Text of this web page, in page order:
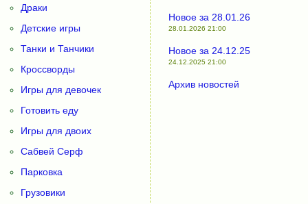
Драки
Детские игры
Танки и Танчики
Кроссворды
Игры для девочек
Готовить еду
Игры для двоих
Сабвей Серф
Парковка
Грузовики
Новое за 28.01.26
28.01.2026 21:00
Новое за 24.12.25
24.12.2025 21:00
Архив новостей